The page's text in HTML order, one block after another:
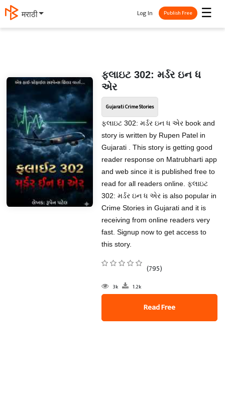
मराठी ☰
Log In Publish Free
ફ્લાઇટ 302: મર્ડર ઇન ધ
એર
Gujarati Crime Stories
ફ્લાઇટ 302: મર્ડર ઇન ધ એર book and
story is written by Rupen Patel in
Gujarati . This story is getting good
reader response on Matrubharti app
and web since it is published free to
read for all readers online. ફ્લાઇટ
302: મર્ડર ઇન ધ એર is also popular in
Crime Stories in Gujarati and it is
receiving from online readers very
fast. Signup now to get access to
this story.
(795)
3k 1.2k
Read Free